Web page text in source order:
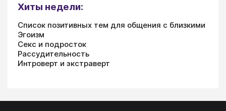
Хиты недели:
Список позитивных тем для общения с близкими
Эгоизм
Секс и подросток
Рассудительность
Интроверт и экстраверт